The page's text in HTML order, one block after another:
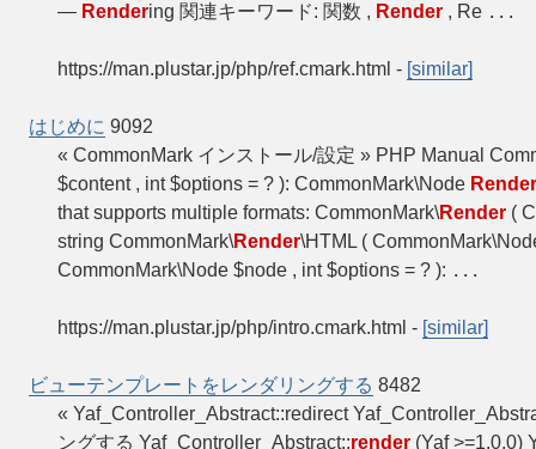
— Rendering 関連キーワード: 関数 , Render , Re ...
https://man.plustar.jp/php/ref.cmark.html - [similar]
はじめに 9092
« CommonMark インストール/設定 » PHP Manual
$content , int $options = ? ): CommonMark\Node Render
that supports multiple formats: CommonMark\Render (
string CommonMark\Render\HTML (
CommonMark\Node $node , int $options = ? ): ...
https://man.plustar.jp/php/intro.cmark.html - [similar]
ビューテンプレートをレンダリングする 8482
« Yaf_Controller_Abstract::redirect
ングする Yaf_Controller_Abstract::render (Yaf >=1.0.0)